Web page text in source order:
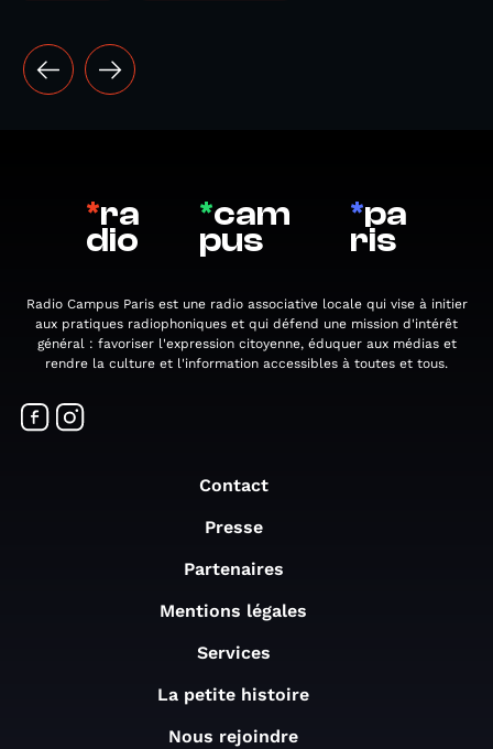
*ra
dio
*cam
pus
*pa
ris
Radio Campus Paris est une radio associative locale qui vise à initier
aux pratiques radiophoniques et qui défend une mission d'intérêt
général : favoriser l'expression citoyenne, éduquer aux médias et
rendre la culture et l'information accessibles à toutes et tous.
Contact
Presse
Partenaires
Mentions légales
Services
La petite histoire
Nous rejoindre